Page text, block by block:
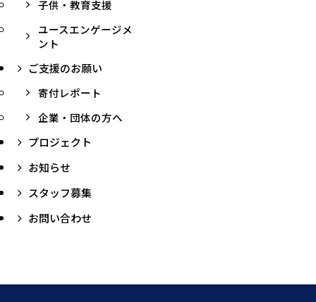
子供・教育支援
ユースエンゲージメ
ント
ご支援のお願い
寄付レポート
企業・団体の方へ
プロジェクト
お知らせ
スタッフ募集
お問い合わせ